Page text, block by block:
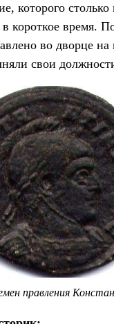
которого
короткое время.
во дворце
свои
правления